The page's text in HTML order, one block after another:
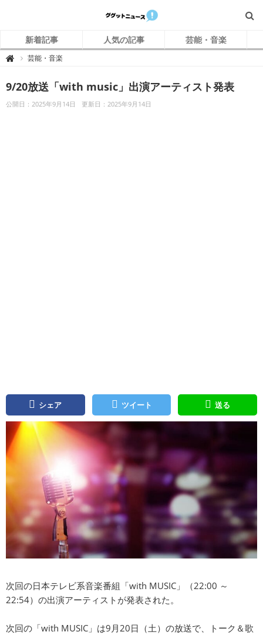
新着記事 人気の記事 芸能・音楽
 グ
ニ
ュ
ー
ス
芸能・音楽
9/20放送「with music」出演アーティスト発表
公開日：2025年9月14日 更新日：2025年9月14日
シェア ツイート 送る
次回の日本テレビ系音楽番組「with MUSIC」（22:00 ～
22:54）の出演アーティストが発表された。
次回の「with MUSIC」は9月20日（土）の放送で、トーク＆歌